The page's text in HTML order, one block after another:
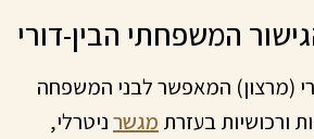
(מרצון) המאפשר לבני המשפחה
ורכושיות בעזרת מגשרניטרלי,